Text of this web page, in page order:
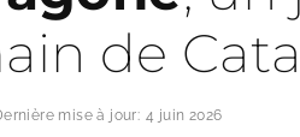
de
mise à jour: 4 juin 2026